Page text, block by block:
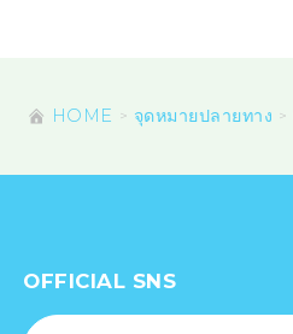
HOME จุดหมายปลายทาง
OFFICIAL SNS